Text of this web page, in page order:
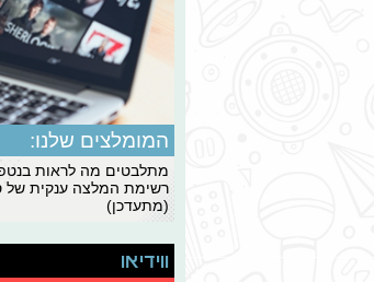
המומלצים שלנו:
מתלבטים מה לראות
רשימת המלצה ענקית של
(מתעדכן)
ווידיאו